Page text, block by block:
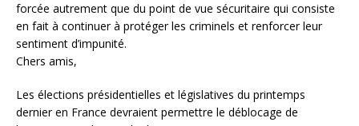
forcée autrement que du point de vue sécuritaire qui consiste
en fait à continuer à protéger les criminels et renforcer leur
sentiment d’impunité.
Chers amis,
Les élections présidentielles et législatives du printemps
dernier en France devraient permettre le déblocage de